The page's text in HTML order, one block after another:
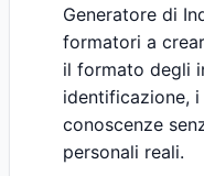
Generatore di
formatori a
il formato degli
identificazione,
conoscenze
personali reali.